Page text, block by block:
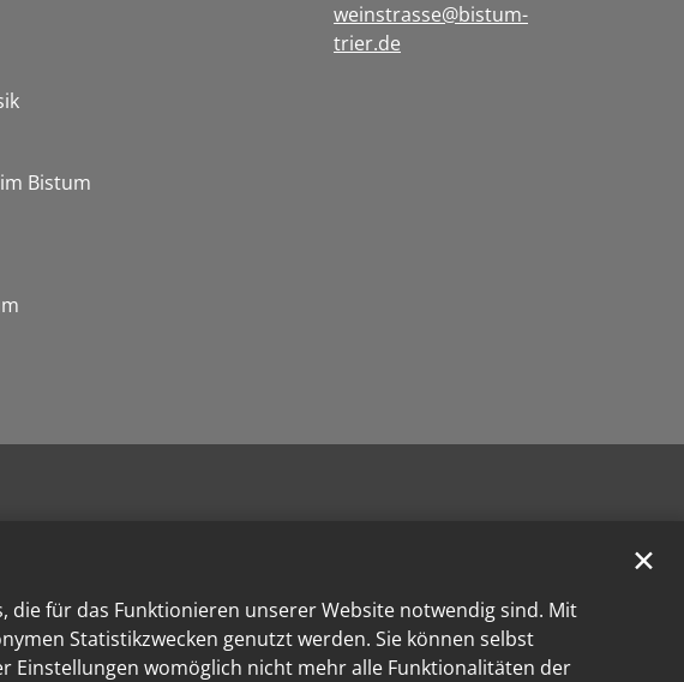
die für das Funktionieren unserer Website notwendig sind. Mit
Statistikzwecken genutzt werden. Sie können selbst
Einstellungen womöglich nicht mehr alle Funktionalitäten der
✕
Bistum
weinstrasse@bistum-
trier.de